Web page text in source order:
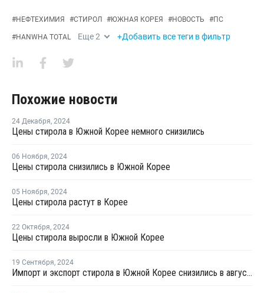
#НЕФТЕХИМИЯ #СТИРОЛ #ЮЖНАЯ КОРЕЯ #НОВОСТЬ #ПС
#HANWHA TOTAL Еще2 +Добавить все теги в фильтр
Похожие новости
24 Декабря, 2024
Цены стирола в Южной Корее немного снизились
06 Ноября, 2024
Цены стирола снизились в Южной Корее
05 Ноября, 2024
Цены стирола растут в Корее
22 Октября, 2024
Цены стирола выросли в Южной Корее
19 Сентября, 2024
Импорт и экспорт стирола в Южной Корее снизились в августе